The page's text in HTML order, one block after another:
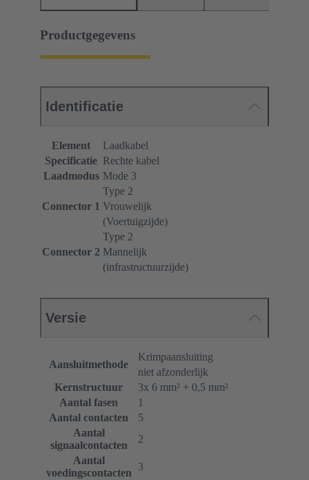
Productgegevens
Identificatie
Element
Laadkabel
Specificatie Rechte kabel
Laadmodus Mode 3
Connector 1
Type 2
Vrouwelijk
(Voertuigzijde)
Connector 2
Type 2
Mannelijk
(infrastructuurzijde)
Versie
Aansluitmethode
Krimpaansluiting
niet afzonderlijk
Kernstructuur
3x 6 mm² + 0,5 mm²
Aantal fasen
1
Aantal contacten
5
Aantal
signaalcontacten
2
Aantal
voedingscontacten
3